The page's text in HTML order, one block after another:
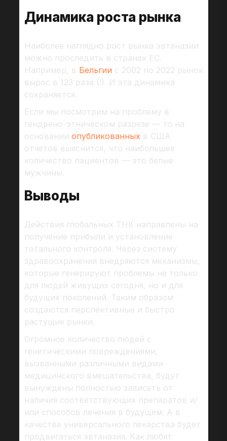
Динамика роста рынка
Наиболее наглядно рост рынка эвтаназии
можно проследить в странах ЕС.
Например, в Бельгии с 2002 по 2022 рынок
вырос в 123 раза (!). И эта динамика
сохраняется.
Если мы посмотрим на проблему в
гендрено-этническом разрезе — то на
основании опубликованных в США
отчетов выяснится, что наибольшее
количество пациентов — это белые
мужчины.
Выводы
Действия глобальных ТНК направлены на
получение прибыли и установление
тотального контроля. Через систему
здравоохранения внедряются механизмы,
которые генерируют проблемы не только
для людей живущих сегодня, но и для
будущих поколений. Таким образом
создаются перспективные и быстро
растущие рынки.
Огромное количество людей с
генетическими повреждениями,
вызванными различными видами
медицинского вмешательства, будут
вынуждены полностью зависеть от
наличия соответствующих препаратов и/
или способов лечения в будущем. А в
качестве универсального лекарства будет
продвигаться эвтаназия. Как любят